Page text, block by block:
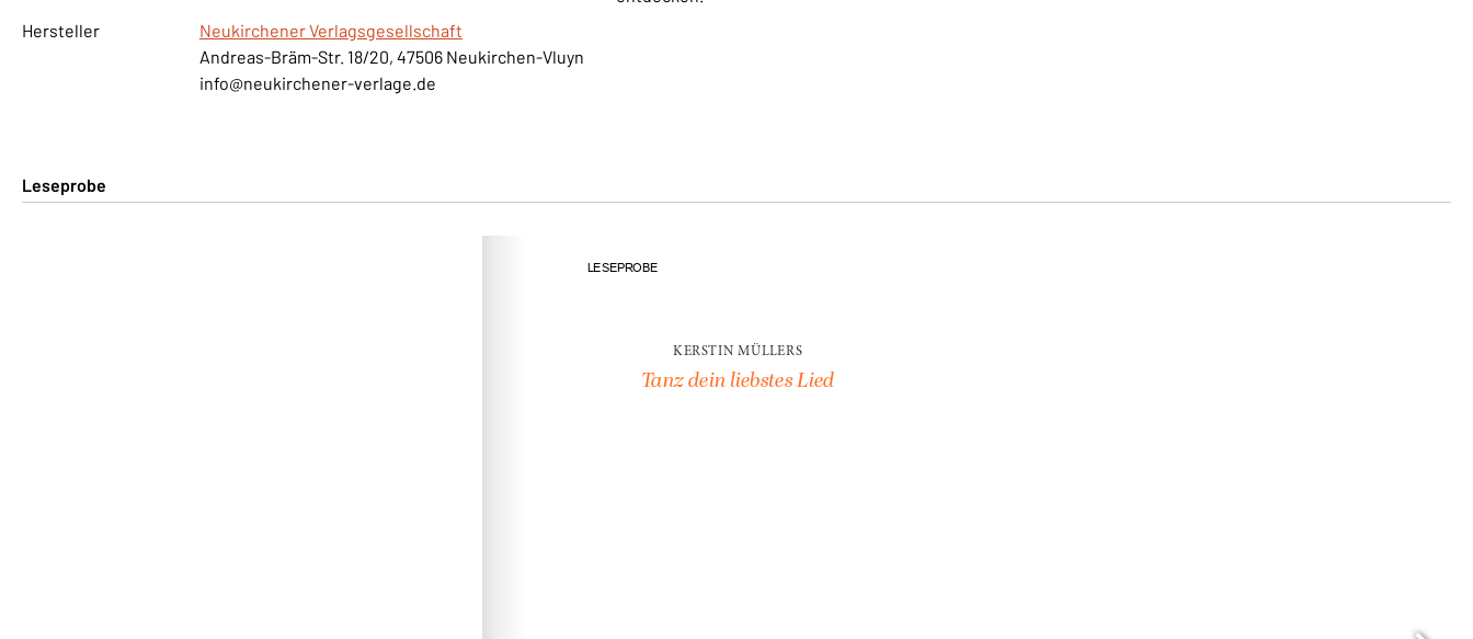
Hersteller
Neukirchener Verlagsgesellschaft
Andreas-Bräm-Str. 18/20, 47506 Neukirchen-Vluyn
info@neukirchener-verlage.de
Leseprobe